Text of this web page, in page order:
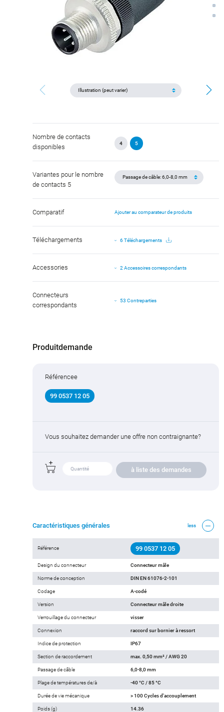
Nombre de contacts
disponibles
4 5
Variantes pour le nombre
de contacts 5
Comparatif Ajouter au comparateur de produits
Téléchargements 6 Téléchargements
Accessories 2 Accessoires correspondants
Connecteurs
correspondants
53 Contreparties
Produitdemande
Référencee
99 0537 12 05
Vous souhaitez demander une offre non contraignante?
à liste des demandes
Caractéristiques générales less
Référence 99 0537 12 05
Design du connecteur Connecteur mâle
Norme de conception DIN EN 61076-2-101
Codage A-codé
Version Connecteur mâle droite
Verrouillage du connecteur visser
Connexion raccord sur bornier à ressort
Indice de protection IP67
Section de raccordement max. 0,50 mm² / AWG 20
Passage de câble 6,0-8,0 mm
Plage de températures de/à -40 °C / 85 °C
Durée de vie mécanique > 100 Cycles d'accouplement
Poids (g) 14.36